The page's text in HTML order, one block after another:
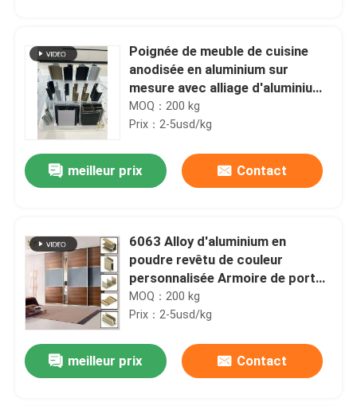
Poignée de meuble de cuisine
anodisée en aluminium sur
mesure avec alliage d'aluminium
6063 et test de contrôle qualité
à 100%
MOQ：200 kg
Prix：2-5usd/kg
meilleur prix Contact
6063 Alloy d'aluminium en
poudre revêtu de couleur
personnalisée Armoire de porte
cadre profilé en aluminium
MOQ：200 kg
Prix：2-5usd/kg
meilleur prix Contact